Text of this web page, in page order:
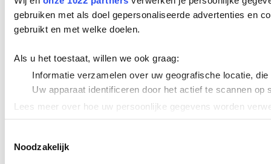
gebruiken met als doel gepersonaliseerde advertenties en
gebruikt en met welke doelen.
Als u het toestaat, willen we ook graag:
Informatie verzamelen over uw geografische locatie,
Uw apparaat identificeren door het actief te scannen op
Lees meer over hoe uw persoonlijke gegevens worden
We gebruiken cookies om content en advertenties te
Noodzakelijk